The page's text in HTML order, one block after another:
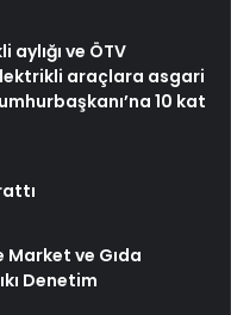
aylığı ve ÖTV
araçlara asgari
10 kat
Market ve Gıda
Denetim